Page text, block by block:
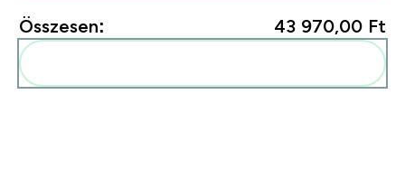
Összesen: 43 970,00 Ft‎